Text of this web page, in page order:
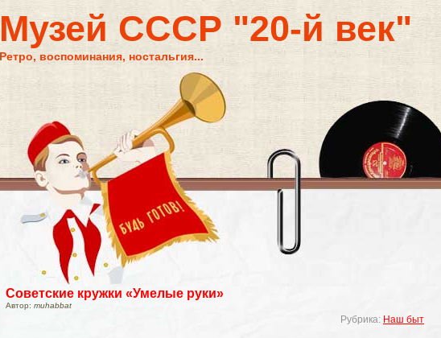
Музей СССР "20-й век"
Ретро, воспоминания, ностальгия...
Советские кружки «Умелые руки»
Автор: muhabbat
Рубрика: Наш быт